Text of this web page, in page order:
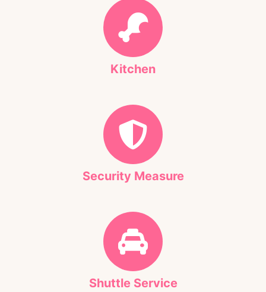
Kitchen
Security Measure
Shuttle Service